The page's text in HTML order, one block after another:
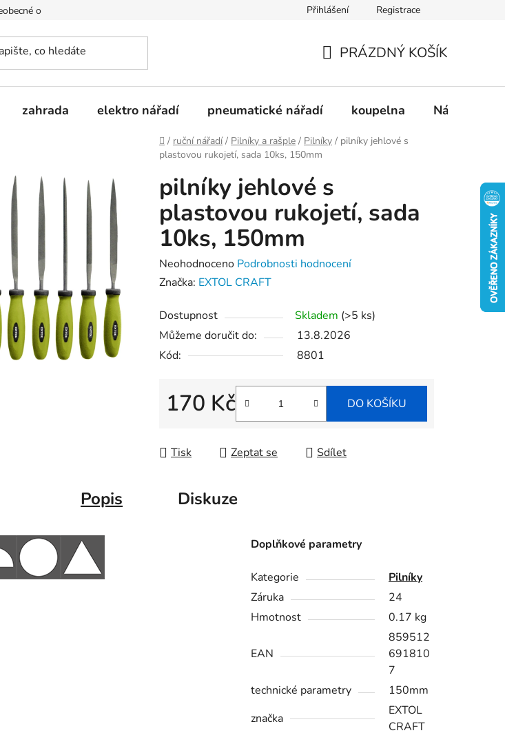
obchodní podmínky Doprava a platba Kontakty
Přihlášení Registrace
KOŠÍK
PRÁZDNÝ KOŠÍK
zahrada elektro nářadí pneumatické nářadí koupelna Nádobí
Domů
/ ruční nářadí / Pilníky a rašple / Pilníky / pilníky jehlové s
plastovou rukojetí, sada 10ks, 150mm
pilníky jehlové s
plastovou rukojetí, sada
10ks, 150mm
Průměrné
hodnocení
je
0,0
z
hvězdiček.
Neohodnoceno Podrobnosti hodnocení
Značka: EXTOL CRAFT
Dostupnost Skladem (>5 ks)
Můžeme doručit do:
13.8.2026
Kód:
8801
170 Kč DO KOŠÍKU
Tisk Zeptat se Sdílet
Popis Diskuze
Doplňkové parametry
Kategorie
Pilníky
Záruka
24
Hmotnost
0.17 kg
EAN
859512
691810
7
technické parametry
150mm
značka
EXTOL
CRAFT